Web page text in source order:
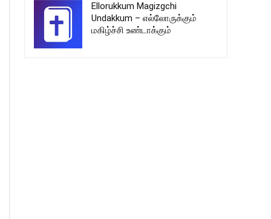
Ellorukkum Magizgchi
Undakkum – எல்லோருக்கும்
மகிழ்ச்சி உண்டாக்கும்